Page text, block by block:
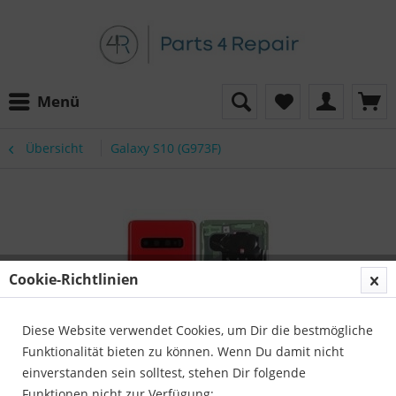
Menü
Übersicht Galaxy S10 (G973F)
Cookie-Richtlinien
Diese Website verwendet Cookies, um Dir die bestmögliche
Funktionalität bieten zu können. Wenn Du damit nicht
einverstanden sein solltest, stehen Dir folgende